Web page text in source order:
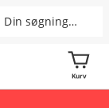
Kurv